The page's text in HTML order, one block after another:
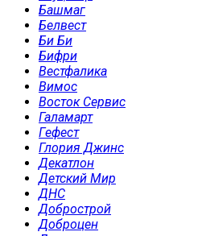
Башмаг
Белвест
Би Би
Бифри
Вестфалика
Вимос
Восток Сервис
Галамарт
Гефест
Глория Джинс
Декатлон
Детский Мир
ДНС
Добрострой
Доброцен